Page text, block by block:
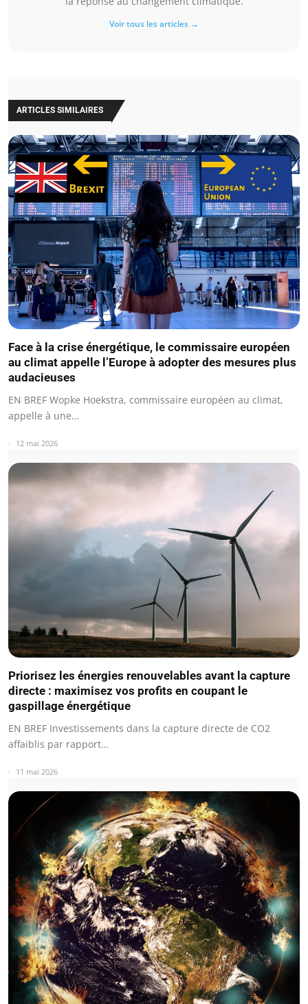
Voir tous les articles →
ARTICLES SIMILAIRES
Face à la crise énergétique, le commissaire européen
au climat appelle l’Europe à adopter des mesures plus
audacieuses
EN BREF Wopke Hoekstra, commissaire européen au climat,
appelle à une…
12 mai 2026
Priorisez les énergies renouvelables avant la capture
directe : maximisez vos profits en coupant le
gaspillage énergétique
EN BREF Investissements dans la capture directe de CO2
affaiblis par rapport…
11 mai 2026